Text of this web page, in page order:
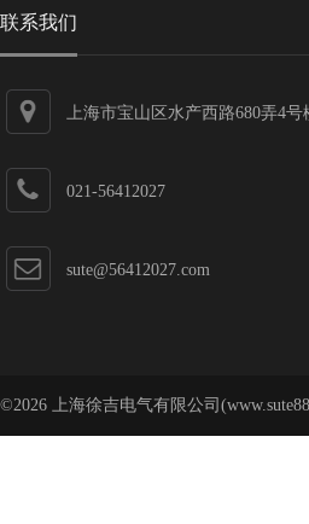
联系我们
上海市宝山区水产西路680弄4号
021-56412027
sute@56412027.com
©2026 上海徐吉电气有限公司